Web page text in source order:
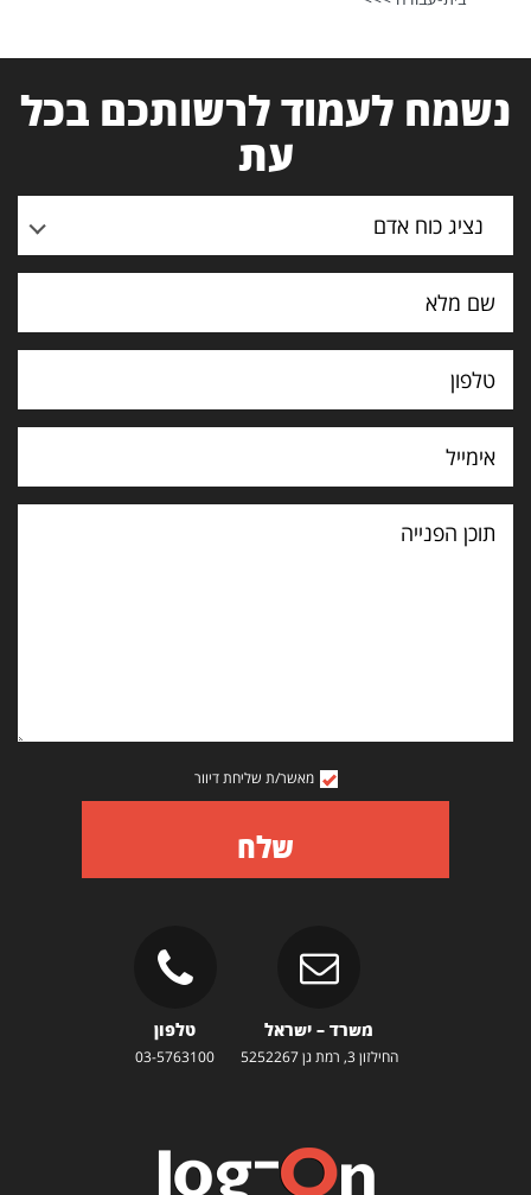
נשמח לעמוד לרשותכם בכל
עת
נציג כוח אדם
תוכן
הפנייה
מאשר/ת שליחת דיוור
שלח
משרד – ישראל
החילזון 3, רמת גן 5252267
טלפון
03-5763100